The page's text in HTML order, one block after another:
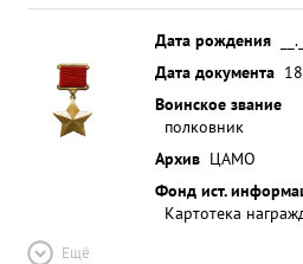
Дата рождения
Дата документа
Воинское звание
полковник
Архив ЦАМО
Фонд ист.
Картотека
Ещё